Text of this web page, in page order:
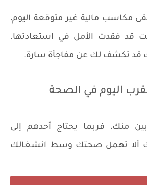
مكاسب مالية غير متوقعة اليوم،
قد فقدت الأمل في استعادتها.
قد تكشف لك عن مفاجأة سارة.
اليوم في الصحة
منك، فربما يحتاج أحدهم إلى
ألا تهمل صحتك وسط انشغالك